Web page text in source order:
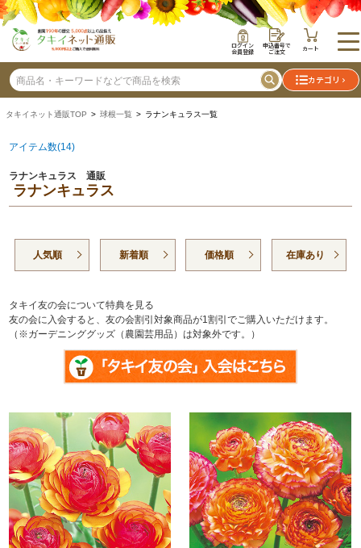
ログイン
会員登録
申込番号で
ご注文 カート
カテゴリ
タキイネット通販TOP > 球根一覧 > ラナンキュラス一覧
アイテム数(14)
ラナンキュラス 通販
ラナンキュラス
人気順 新着順 価格順 在庫あり
タキイ友の会について特典を見る
友の会に入会すると、友の会割引対象商品が1割引でご購入いただけます。
（※ガーデニンググッズ（農園芸用品）は対象外です。）